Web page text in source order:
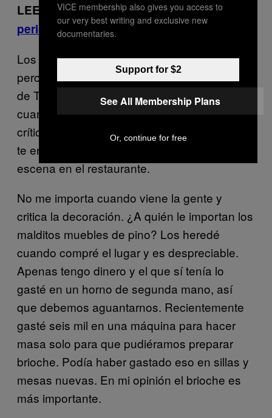
LEER MÁS:Todos los chefs odian a los
periodistas gastronómicos
Los críticos nos han tratado amablemente,
pero no siempre es así (ni siquiera hablaré
de TripAdvisor). Eso es lo que sucede
cuando un crítico se aparece, sólo ves la
crítica desde el lado de quien la escribe, no
te enteras de lo que sucede detrás de
escena en el restaurante.
No me importa cuando viene la gente y
critica la decoración. ¿A quién le importan los
malditos muebles de pino? Los heredé
cuando compré el lugar y es despreciable.
Apenas tengo dinero y el que sí tenía lo
gasté en un horno de segunda mano, así
que debemos aguantarnos. Recientemente
gasté seis mil en una máquina para hacer
masa solo para que pudiéramos preparar
brioche. Podía haber gastado eso en sillas y
mesas nuevas. En mi opinión el brioche es
más importante.
VICE membership also gives you access to
our very best writing and exclusive new
documentaries.
Support for $2
See All Membership Plans
Or, continue for free